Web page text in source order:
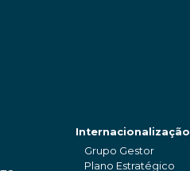
Internacionalização
Grupo Gestor
Plano Estratégico